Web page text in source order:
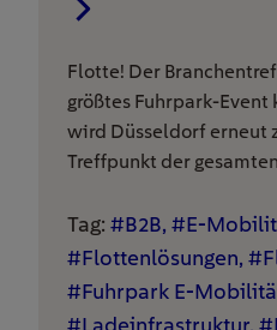
Flotte! Der
größtes Fuhrpark-Event
wird Düsseldorf erneut
Treffpunkt der
Tag: #B2B, #E-
#Flottenlösungen,
#Fuhrpark E-
#Ladeinfrastruktur,